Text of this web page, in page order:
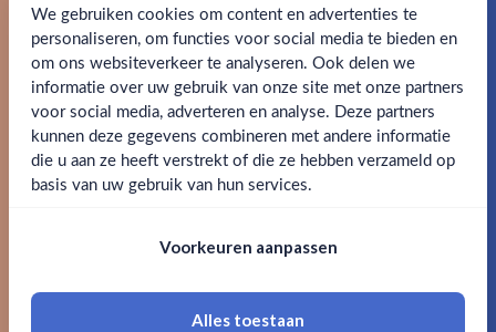
Ben jij 18 jaar of ouder?
Ja Nee
18 jaar of ouder zijn
We gebruiken cookies om content en advertenties te
personaliseren, om functies voor social media te bieden en
om ons websiteverkeer te analyseren. Ook delen we
informatie over uw gebruik van onze site met onze partners
voor social media, adverteren en analyse. Deze partners
kunnen deze gegevens combineren met andere informatie
die u aan ze heeft verstrekt of die ze hebben verzameld op
basis van uw gebruik van hun services.
Voorkeuren aanpassen
Alles toestaan
Schrijf je in en ontvang direct 5% korting op je eerste
bestelling.
Email
Claim mijn korting